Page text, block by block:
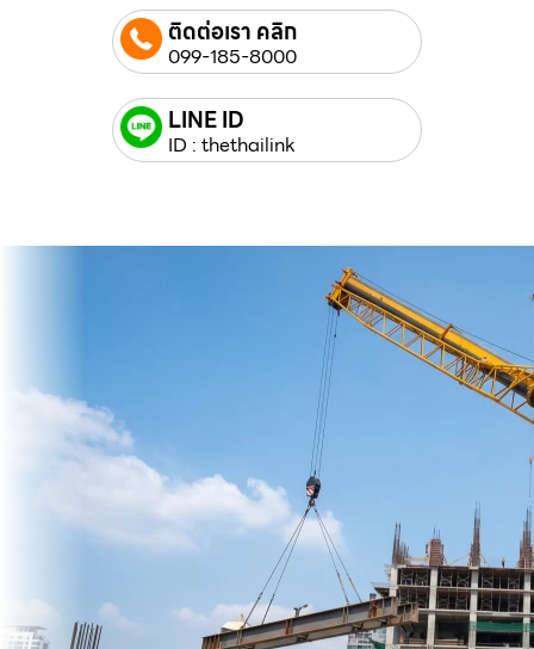
ติดต่อเรา คลิก
099-185-8000
LINE ID
ID : thethailink